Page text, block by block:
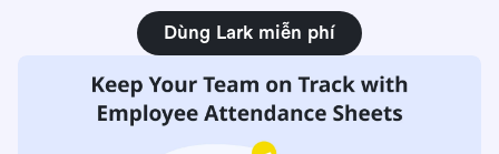
Dùng Lark miễn phí